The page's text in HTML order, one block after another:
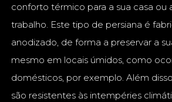
conforto térmico para a sua casa ou
trabalho. Este tipo de persiana é
anodizado, de forma a preservar a
mesmo em locais úmidos, como
domésticos, por exemplo. Além
são resistentes às intempéries